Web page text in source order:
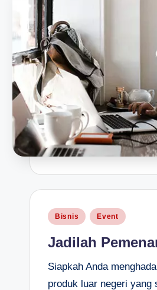
Posted
Bisnis Event
Jadilah
Siapkah Anda
produk luar negeri yang